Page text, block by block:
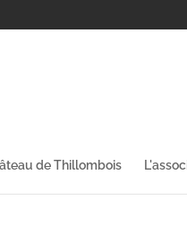
de Thillombois